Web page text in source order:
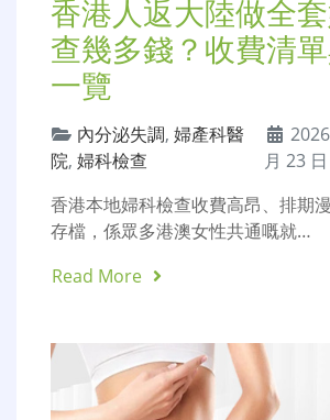
香港人返大陸做全
查幾多錢？收費清
一覽
內分泌失調, 婦產科醫
院, 婦科檢查
月 23 日
香港本地婦科檢查收費高昂、排期
存檔，係眾多港澳女性共通嘅就…
Read More